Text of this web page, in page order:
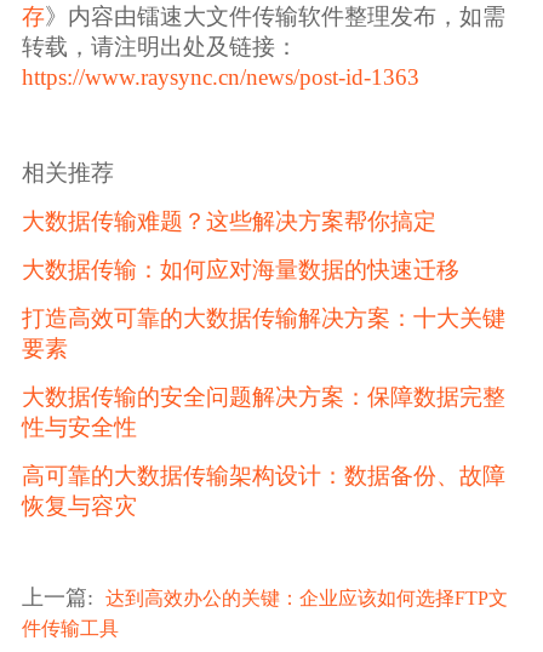
存》内容由镭速大文件传输软件整理发布，如需
转载，请注明出处及链接：
https://www.raysync.cn/news/post-id-1363
相关推荐
大数据传输难题？这些解决方案帮你搞定
大数据传输：如何应对海量数据的快速迁移
打造高效可靠的大数据传输解决方案：十大关键
要素
大数据传输的安全问题解决方案：保障数据完整
性与安全性
高可靠的大数据传输架构设计：数据备份、故障
恢复与容灾
上一篇:
达到高效办公的关键：企业应该如何选择FTP文
件传输工具